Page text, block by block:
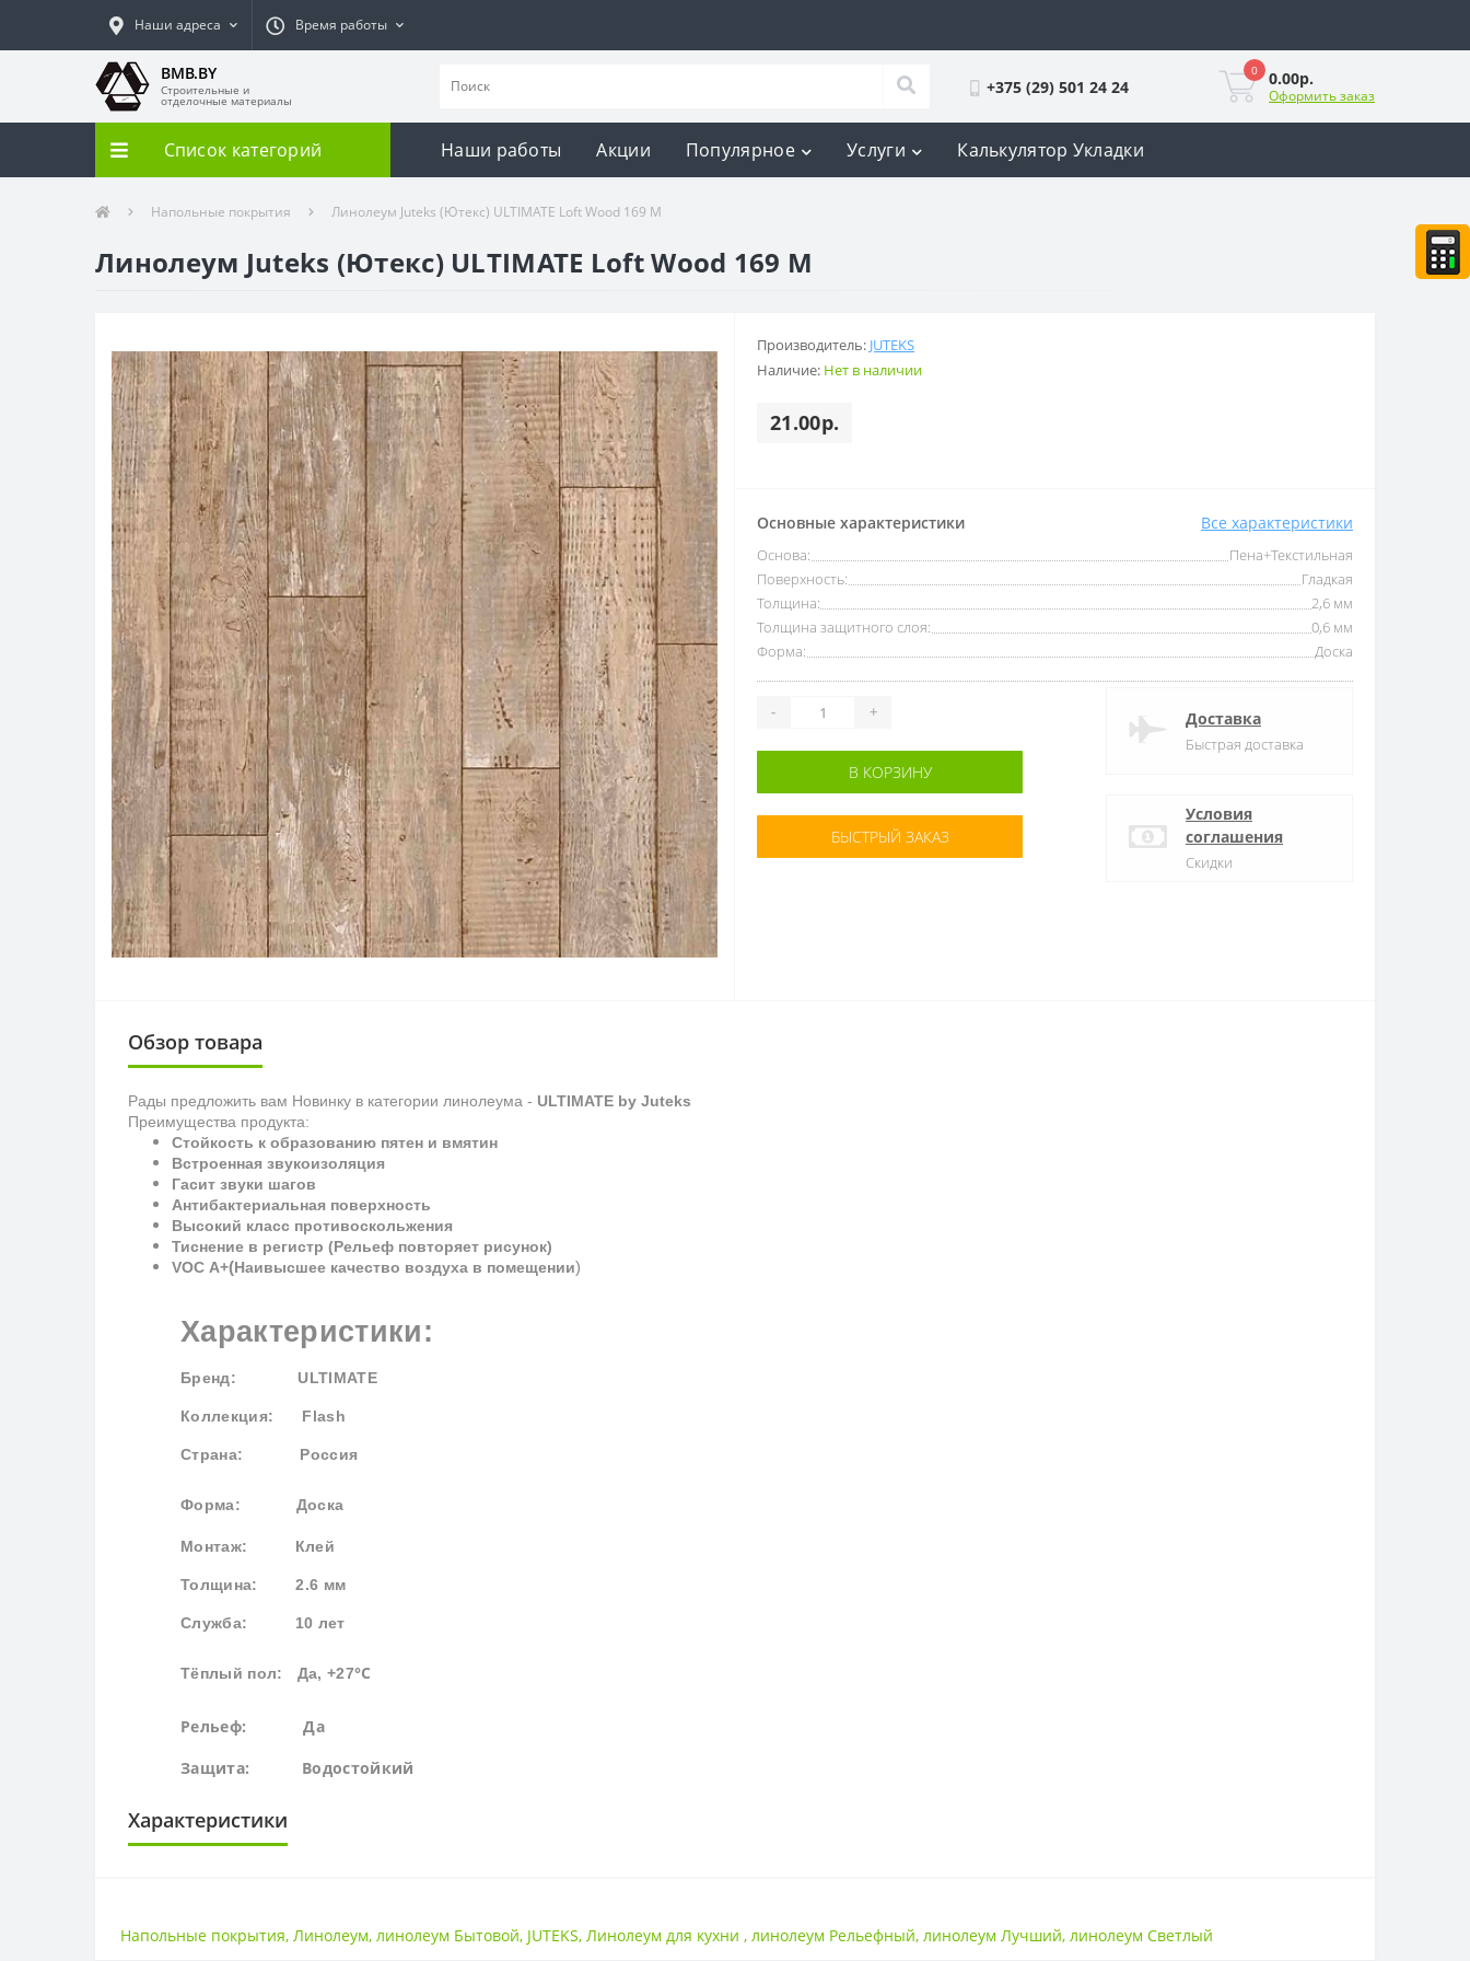
Наши адреса Время работы
BMB.BY
Строительные и
отделочные материалы
+375 (29) 501 24 24
0 0.00р.
Оформить заказ
Список категорий Наши работы Акции Популярное Услуги Калькулятор Укладки
Напольные покрытия Линолеум Juteks (Ютекс) ULTIMATE Loft Wood 169 M
Линолеум Juteks (Ютекс) ULTIMATE Loft Wood 169 M
Производитель: JUTEKS
Наличие: Нет в наличии
21.00р.
Основные характеристики Все характеристики
Основа:
Пена+Текстильная
Поверхность:
Гладкая
Толщина:
2,6 мм
Толщина защитного слоя:
0,6 мм
Форма:
Доска
- +
В КОРЗИНУ
БЫСТРЫЙ ЗАКАЗ
Доставка
Быстрая доставка
Условия
соглашения
Скидки
Обзор товара
Рады предложить вам Новинку в категории линолеума - ULTIMATE by Juteks
Преимущества продукта:
Стойкость к образованию пятен и вмятин
Встроенная звукоизоляция
Гасит звуки шагов
Антибактериальная поверхность
Высокий класс противоскольжения
Тиснение в регистр (Рельеф повторяет рисунок)
VOC A+(Наивысшее качество воздуха в помещении)
Характеристики:
Бренд: ULTIMATE
Коллекция: Flash
Страна: Россия
Форма: Доска
Монтаж: Клей
Толщина: 2.6 мм
Служба: 10 лет
Тёплый пол: Да, +27°С
Рельеф: Да
Защита: Водостойкий
Характеристики
Напольные покрытия,Линолеум,линолеум Бытовой, JUTEKS,Линолеум для кухни,линолеум Рельефный,линолеум Лучший,линолеум Светлый